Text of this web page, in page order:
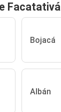
Facatativá
Bojacá
Albán